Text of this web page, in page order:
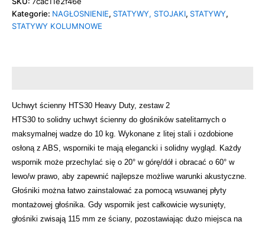
Kategorie: NAGŁOSNIENIE, STATYWY, STOJAKI, STATYWY,
STATYWY KOLUMNOWE
Uchwyt ścienny HTS30 Heavy Duty, zestaw 2
HTS30 to solidny uchwyt ścienny do głośników satelitarnych o
maksymalnej wadze do 10 kg. Wykonane z litej stali i ozdobione
osłoną z ABS, wsporniki te mają elegancki i solidny wygląd. Każdy
wspornik może przechylać się o 20° w górę/dół i obracać o 60° w
lewo/w prawo, aby zapewnić najlepsze możliwe warunki akustyczne.
Głośniki można łatwo zainstalować za pomocą wsuwanej płyty
montażowej głośnika. Gdy wspornik jest całkowicie wysunięty,
głośniki zwisają 115 mm ze ściany, pozostawiając dużo miejsca na